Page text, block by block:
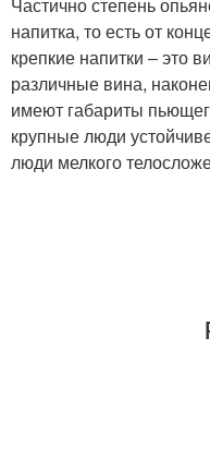
напитка, то есть от
крепкие напитки – это
различные вина,
имеют габариты
крупные люди
люди мелкого